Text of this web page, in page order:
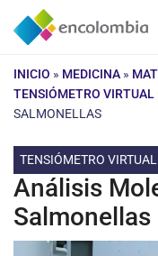
Saltar
INICIO » MEDICINA »
TENSIÓMETRO VIRTUAL
SALMONELLAS
TENSIÓMETRO VIRTUAL
Análisis
Salmonellas